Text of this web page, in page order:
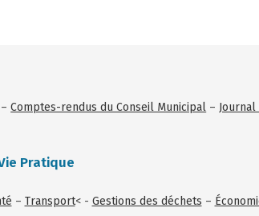
–Comptes-rendus du Conseil Municipal –
Pratique
– Transport< - Gestions des déchets –